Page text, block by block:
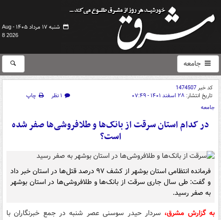
شنبه ۱۷ مرداد ۱۴۰۵ -
Aug
8 2026
جامعه
کد خبر1474507
تاریخ انتشار: ۲۸ اسفند ۱۴۰۱ - ۰۷:۴۹ ۱ نظر
چاپ
جامعه
در کدام استان سرقت از بانک‌ها و طلافروشی‌ها صفر شده
است؟
فرمانده انتظامی استان بوشهر از کشف ۹۷ درصد قتل‌ها در استان خبر داد
و گفت: طی سال جاری سرقت از بانک‌ها و طلافروشی‌ها در استان بوشهر
به صفر رسید.
به گزارش مشرق،سردار حیدر سوسنی عصر شنبه در جمع خبرنگاران با